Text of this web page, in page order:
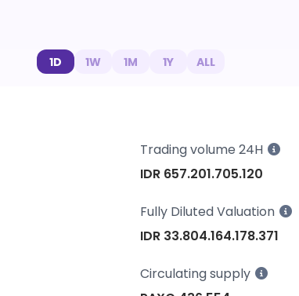
1D 1W 1M 1Y ALL
Trading volume 24H
IDR 657.201.705.120
Fully Diluted Valuation
IDR 33.804.164.178.371
Circulating supply